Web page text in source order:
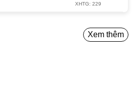
XHTG: 229
Xem thêm